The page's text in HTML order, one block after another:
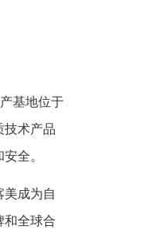
基地位于
技术产品
全。
美成为自
和全球合